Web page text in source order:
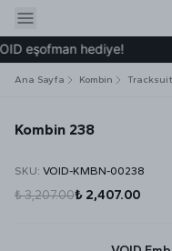
eşofman hediye!
Ana Sayfa Kombin Tracksuit
Kombin 238
SKU: VOID-KMBN-00238
₺ 3,207.00₺ 2,407.00